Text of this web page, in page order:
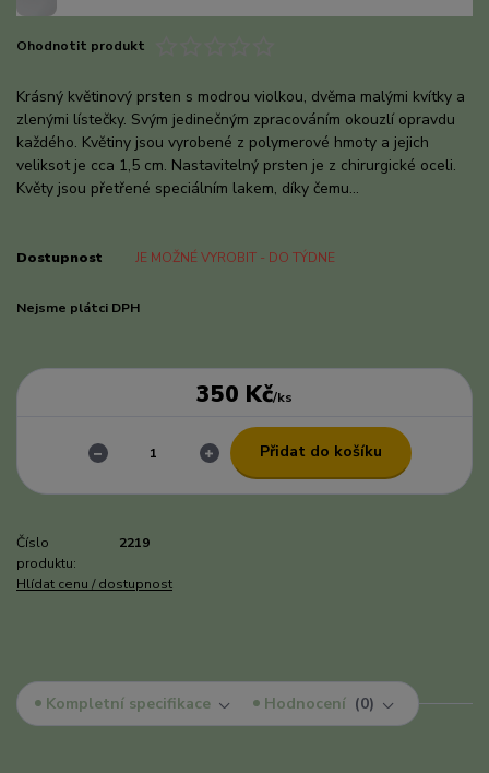
Ohodnotit produkt
Krásný květinový prsten s modrou violkou, dvěma malými kvítky a
zlenými lístečky. Svým jedinečným zpracováním okouzlí opravdu
každého. Květiny jsou vyrobené z polymerové hmoty a jejich
veliksot je cca 1,5 cm. Nastavitelný prsten je z chirurgické oceli.
Květy jsou přetřené speciálním lakem, díky čemu...
Dostupnost JE MOŽNÉ VYROBIT - DO TÝDNE
Nejsme plátci DPH
350 Kč/ks
Přidat do košíku
Číslo
produktu:
2219
Hlídat cenu / dostupnost
Kompletní specifikace Hodnocení 0